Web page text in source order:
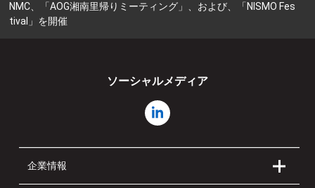
NMC、「AOG湘南里帰りミーティング」、および、「NISMO Fes
tival」を開催
ソーシャルメディア
企業情報